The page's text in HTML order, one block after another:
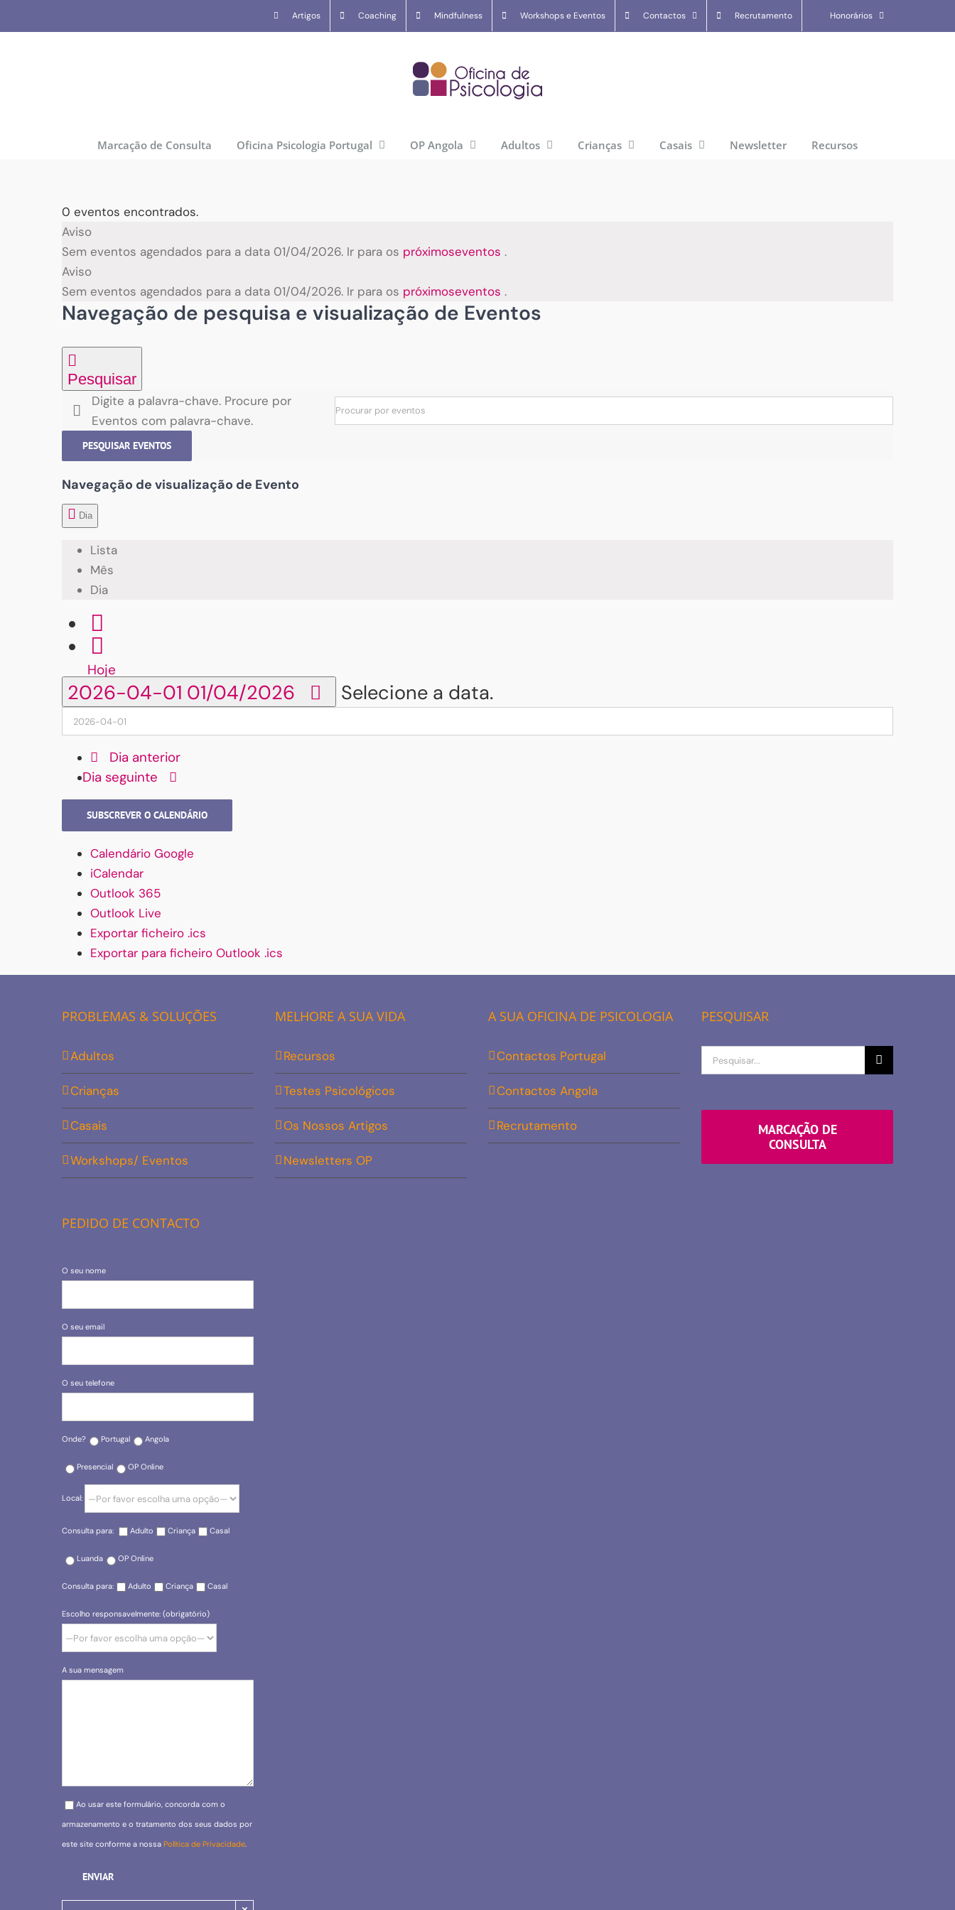
to
Artigos Coaching Mindfulness Workshops e Eventos Contactos Recrutamento Honorários
Marcação de Consulta Oficina Psicologia Portugal OP Angola Adultos Crianças Casais Newsletter Recursos
0 eventos encontrados.
Eventos
for
01/04/2026
Aviso
Sem eventos agendados para a data 01/04/2026. Ir para os próximoseventos .
Aviso
Sem eventos agendados para a data 01/04/2026. Ir para os próximoseventos .
Navegação de pesquisa e visualização de Eventos
Pesquisar
Digite a palavra-chave. Procure por
Eventos com palavra-chave.
PESQUISAR EVENTOS
Navegação de visualização de Evento
Dia
Lista
Mês
Dia
Hoje
2026-04-01 01/04/2026 Selecione a data.
Dia anterior
Dia seguinte
SUBSCREVER O CALENDÁRIO
Calendário Google
iCalendar
Outlook 365
Outlook Live
Exportar ficheiro .ics
Exportar para ficheiro Outlook .ics
PROBLEMAS & SOLUÇÕES
Adultos
Crianças
Casais
Workshops/ Eventos
PEDIDO DE CONTACTO
O seu nome
O seu email
O seu telefone
Onde? Portugal Angola
Presencial OP Online
Local:
Consulta para: Adulto Criança Casal
Luanda OP Online
Consulta para: Adulto Criança Casal
Escolho responsavelmente: (obrigatório)
A sua mensagem
Please leave this field empty.
Ao usar este formulário, concorda com o
armazenamento e o tratamento dos seus dados por
este site conforme a nossa Política de Privacidade.
MELHORE A SUA VIDA
Recursos
Testes Psicológicos
Os Nossos Artigos
Newsletters OP
A SUA OFICINA DE PSICOLOGIA
Contactos Portugal
Contactos Angola
Recrutamento
PESQUISAR
Procurar
por
MARCAÇÃO DE
CONSULTA